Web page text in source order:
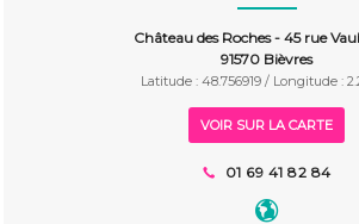
Château des Roches - 45 rue
91570 Bièvres
Latitude : 48.756919 / Longitude :
VOIR SUR LA CARTE
01 69 41 82 84